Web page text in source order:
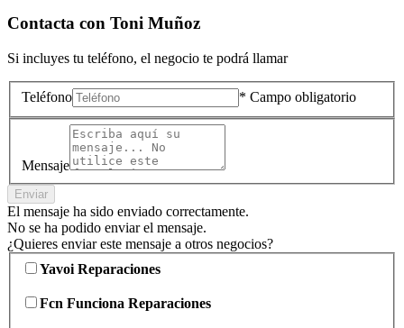
Contacta con Toni Muñoz
Si incluyes tu teléfono, el negocio te podrá llamar
Teléfono * Campo obligatorio
Mensaje
Enviar
El mensaje ha sido enviado correctamente.
No se ha podido enviar el mensaje.
¿Quieres enviar este mensaje a otros negocios?
Yavoi Reparaciones
Fcn Funciona Reparaciones